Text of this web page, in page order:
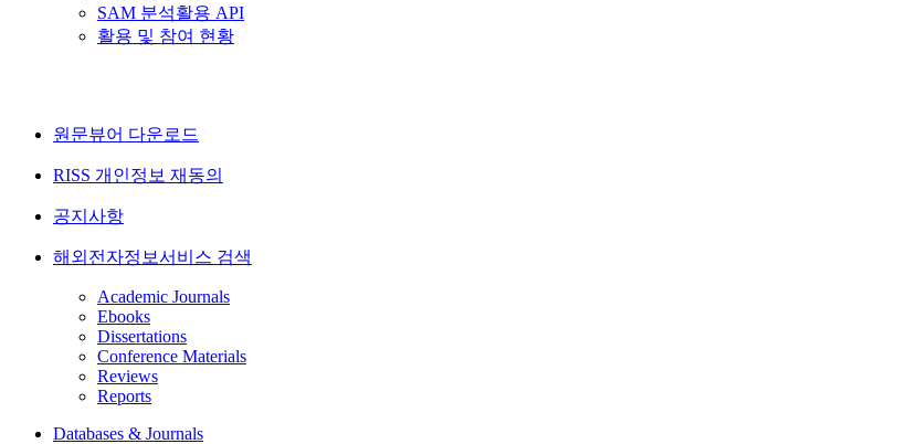
SAM 분석활용 API
활용 및 참여 현황
원문뷰어 다운로드
RISS 개인정보 재동의
공지사항
해외전자정보서비스 검색
Academic Journals
Ebooks
Dissertations
Conference Materials
Reviews
Reports
Databases & Journals